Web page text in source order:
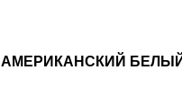
АМЕРИКАНСКИЙ БЕЛЫЙ